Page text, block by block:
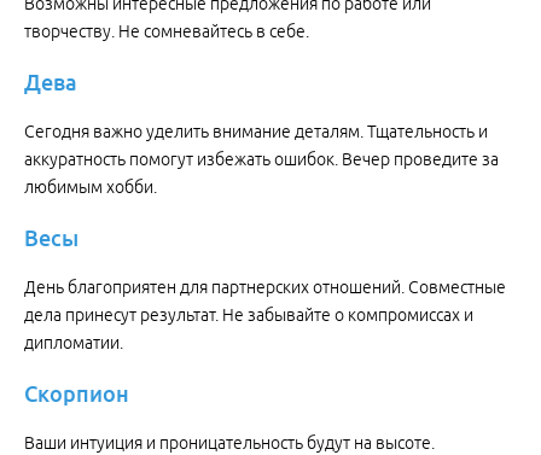
Возможны интересные предложения по работе или
творчеству. Не сомневайтесь в себе.
Дева
Сегодня важно уделить внимание деталям. Тщательность и
аккуратность помогут избежать ошибок. Вечер проведите за
любимым хобби.
Весы
День благоприятен для партнерских отношений. Совместные
дела принесут результат. Не забывайте о компромиссах и
дипломатии.
Скорпион
Ваши интуиция и проницательность будут на высоте.